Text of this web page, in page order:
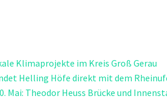
Klimaprojekte im Kreis Groß Gerau
Helling Höfe direkt mit dem
Mai: Theodor Heuss Brücke und